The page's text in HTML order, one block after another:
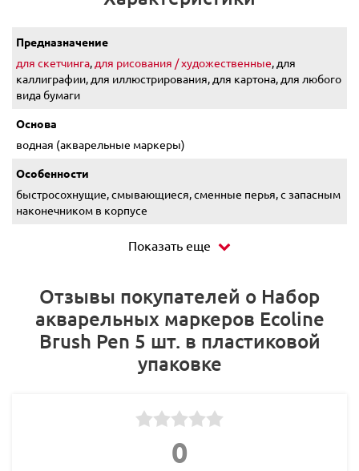
Предназначение
для скетчинга, для рисования / художественные, для
каллиграфии, для иллюстрирования, для картона, для любого
вида бумаги
Основа
водная (акварельные маркеры)
Особенности
быстросохнущие, смывающиеся, сменные перья, с запасным
наконечником в корпусе
Показать еще
Отзывы покупателей о Набор
акварельных маркеров Ecoline
Brush Pen 5 шт. в пластиковой
упаковке
0